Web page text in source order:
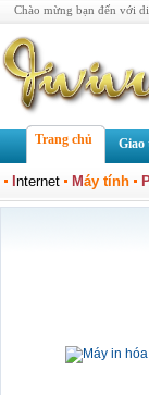
Chào mừng bạn đến với
Trang chủ Giao
nternet Máy tính